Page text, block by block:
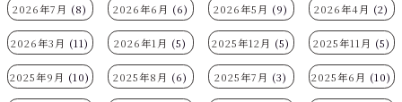
2026年7月 (8) 2026年6月 (6) 2026年5月 (9) 2026年4月 (2)
2026年3月 (11) 2026年1月 (5) 2025年12月 (5) 2025年11月 (5)
2025年9月 (10) 2025年8月 (6) 2025年7月 (3) 2025年6月 (10)